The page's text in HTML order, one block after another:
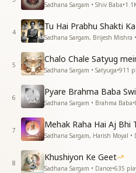
दिया है बाबा हमको नया जीवन
दिया है बाबा हमको नया जीवन
हमको है नाज बाबा क्या से क्या बनाएं
गाते गीत जिसके अब वो हमारे दाएं
धरती गगन सभी मिल गाते होके यहीं
धरती गगन सभी मिल गाते होके
दिया है बाबा हमको नया जीवन
दिया है बाबा हमको नया जीवन
हिरे जैसा मिला है जीवन मोती जैसा
हिरे जैसा मिला है जीवन मोती जैसा
दिया है बाबा हमको नया जीवन
दिया है बाबा हमको नया जीवन
Sadhana Sargam • Shiv Baba•
4
Tu Hai Prabhu Shakti
5
Chalo Chale Satyug
Sadhana Sargam • Satyuga•911
6
Pyare Brahma Baba
Sadhana Sargam • Brahma Baba•
7
Mehak Raha Hai Aj Bhi
Sadhana Sargam, Harish Moyal
8
Khushiyon Ke Geet
Sadhana Sargam • Dance•635